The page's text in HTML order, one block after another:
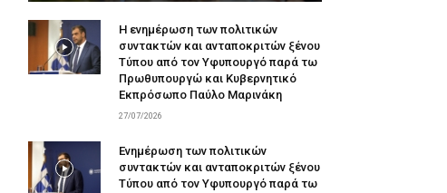
Η ενημέρωση των πολιτικών
συντακτών και ανταποκριτών ξένου
Τύπου από τον Υφυπουργό παρά τω
Πρωθυπουργώ και Κυβερνητικό
Εκπρόσωπο Παύλο Μαρινάκη
27/07/2026
Ενημέρωση των πολιτικών
συντακτών και ανταποκριτών ξένου
Τύπου από τον Υφυπουργό παρά τω